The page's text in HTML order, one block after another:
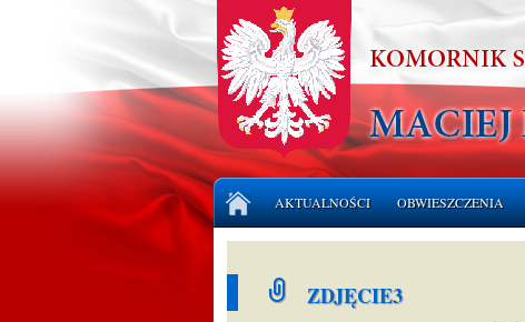
doAKTUALNOŚCI OBWIESZCZENIA
LICYTACJE
ZDJĘCIE3